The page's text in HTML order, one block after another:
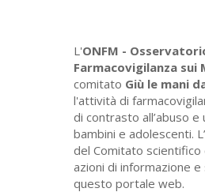
L'ONFM -
Farmacovigilanza sui
comitato Giù le mani
l'attività di
di contrasto all’abuso
bambini e adolescenti.
del Comitato scientifico
azioni di informazione
questo portale web.